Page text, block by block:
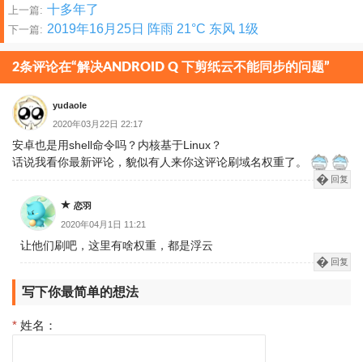
文
章
分
页
上一篇: 十多年了
下一篇: 2019年16月25日 阵雨 21°C 东风 1级
2条评论在“解决ANDROID Q 下剪纸云不能同步的问题”
yudaole
2020年03月22日 22:17
安卓也是用shell命令吗？内核基于Linux？
话说我看你最新评论，貌似有人来你这评论刷域名权重了。
回复
恋羽
2020年04月1日 11:21
让他们刷吧，这里有啥权重，都是浮云
回复
写下你最简单的想法
* 姓名：